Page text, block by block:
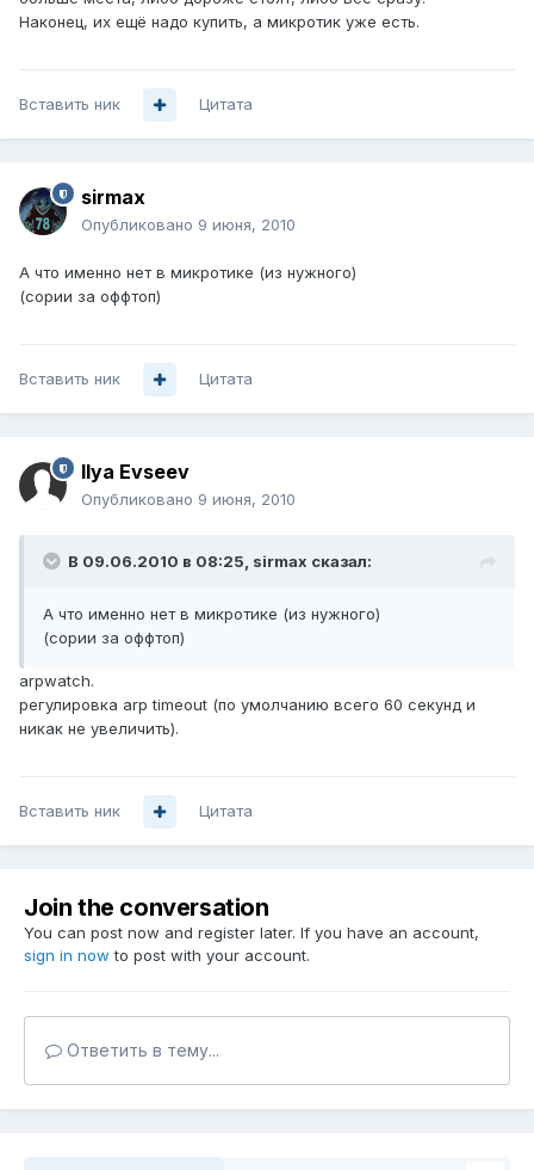
Наконец, их ещё надо купить, а микротик уже есть.
Вставить ник Цитата
sirmax
Опубликовано 9 июня, 2010
А что именно нет в микротике (из нужного)
(сории за оффтоп)
Вставить ник Цитата
Ilya Evseev
Опубликовано 9 июня, 2010
В 09.06.2010 в 08:25, sirmax сказал:
А что именно нет в микротике (из нужного)
(сории за оффтоп)
arpwatch.
регулировка arp timeout (по умолчанию всего 60 секунд и
никак не увеличить).
Вставить ник Цитата
Join the conversation
You can post now and register later. If you have an account,
sign in now to post with your account.
Ответить в тему...